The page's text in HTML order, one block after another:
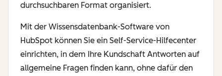
durchsuchbaren Format organisiert.
Mit der Wissensdatenbank-Software von
HubSpot können Sie ein Self-Service-Hilfecenter
einrichten, in dem Ihre Kundschaft Antworten auf
allgemeine Fragen finden kann, ohne dafür den